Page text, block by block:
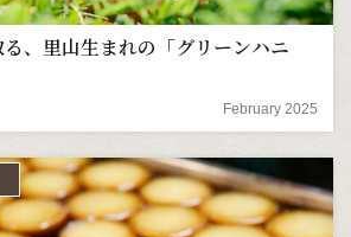
、里山生まれの「グリーンハニ
February 2025